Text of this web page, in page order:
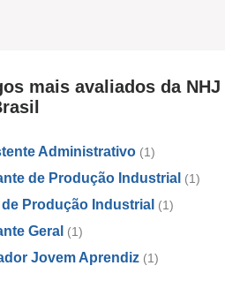
mais avaliados da NHJ
Administrativo (1)
de Produção Industrial (1)
de Produção Industrial (1)
Geral (1)
Jovem Aprendiz (1)